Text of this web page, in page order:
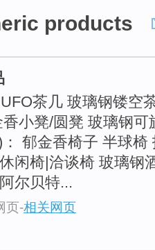
products
茶几 玻璃钢镂空
香小凳/圆凳 玻璃钢
： 郁金香椅子 半球椅
闲椅|洽谈椅 玻璃钢
尔贝特...
页-相关网页